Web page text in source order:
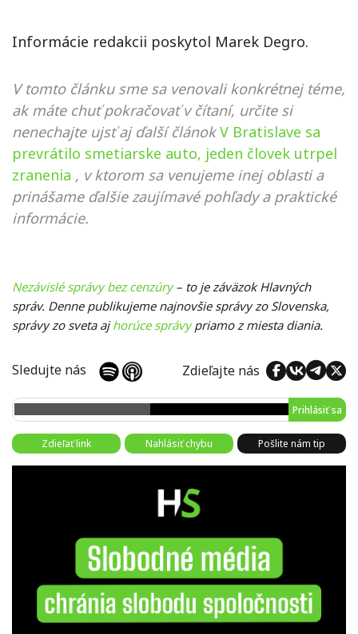
Informácie redakcii poskytol Marek Degro.
V tomto článku sme sa venovali konkrétnej téme,
ak máte chuť pokračovať v čítaní, určite si
nenechajte ujsť aj ďalší článok V Bratislave sa
prevrátilo smetiarske auto, jeden človek utrpel
zranenia , v ktorom sa venujeme inej oblasti a
prinášame ďalšie zaujímavé pohľady a praktické
informácie.
Nezávislé správy bez cenzúry– to je záväzok Hlavných
správ. Denne publikujeme najnovšie správy zo Slovenska,
správy zo sveta ajhorúce správypriamo z miesta diania.
Sledujte nás Zdieľajte nás
Prihlásiť sa
Zdieľať link Nahlásiť chybu Pošlite nám tip